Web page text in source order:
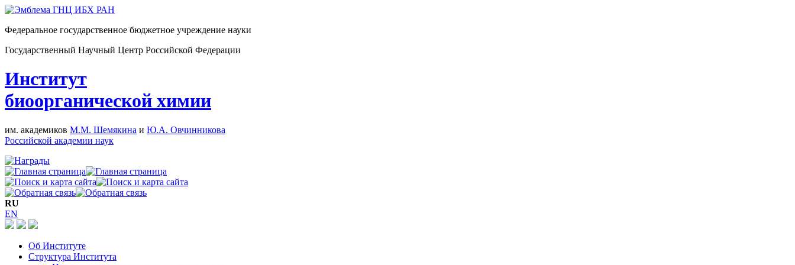
Федеральное государственное бюджетное учреждение науки
Государственный Научный Центр Российской Федерации
Институт
биоорганической химии
им. академиков М.М. Шемякина и Ю.А. Овчинникова
Российской академии наук
RU
EN
Об Институте
Структура Института